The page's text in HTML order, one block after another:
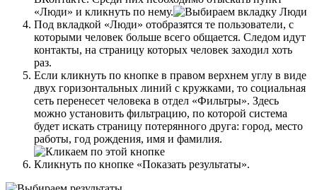
«Люди» и кликнуть по нему.
Под вкладкой «Люди» отобразятся те пользователи, с
которыми человек больше всего общается. Следом идут
контакты, на страницу которых человек заходил хоть
раз.
Если кликнуть по кнопке в правом верхнем углу в виде
двух горизонтальных линий с кружками, то социальная
сеть перенесет человека в отдел «Фильтры». Здесь
можно установить фильтрацию, по которой система
будет искать страницу потерянного друга: город, место
работы, год рождения, имя и фамилия.
Кликнуть по кнопке «Показать результаты».